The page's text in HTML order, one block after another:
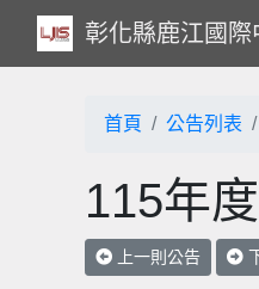
彰化縣鹿江國際
首頁 公告列表
115年
上一則公告